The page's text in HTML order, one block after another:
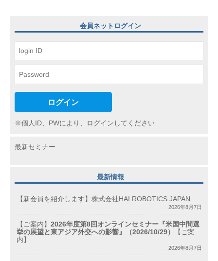
p
o
)
ビ
ゲ
ー
シ
ン
会員ネットログイン
ログイン
※個人ID、PWにより、ログインしてください
最新セミナー
最新情報
【新会員を紹介します】株式会社HAI ROBOTICS JAPAN
2026年8月7日
【ご案内】 2026年度第8回オンラインセミナー『米国中間選
挙の展望と東アジア外交への影響』（2026/10/29）
【ご案
内】
2026年8月7日